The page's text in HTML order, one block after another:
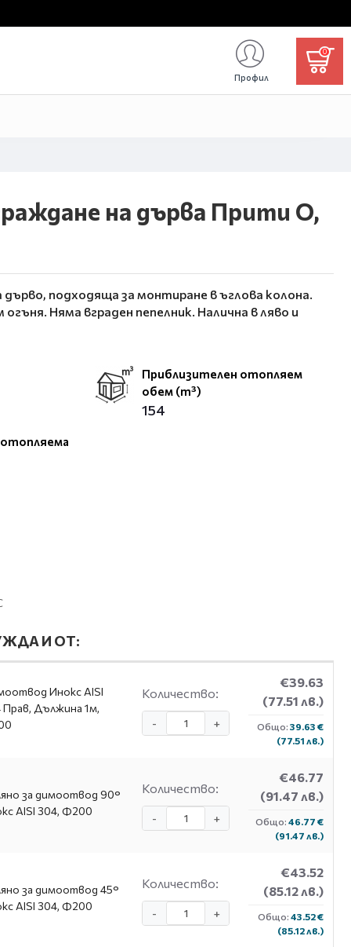
Профил
0
на дърва Прити O,
дърво, подходяща за монтиране в ъглова колона.
огъня. Няма вграден пепелник. Налична в ляво и
Приблизителен отопляем
обем (m³)
154
И ОТ:
Инокс AISI
Прав, Дължина 1м,
Количество:
- +
€39.63
(77.51 лв.)
Общо: 39.63 €
(77.51 лв.)
за димоотвод 90°
AISI 304, Ф200
Количество:
- +
€46.77
(91.47 лв.)
Общо: 46.77 €
(91.47 лв.)
за димоотвод 45°
AISI 304, Ф200
Количество:
- +
€43.52
(85.12 лв.)
Общо: 43.52 €
(85.12 лв.)